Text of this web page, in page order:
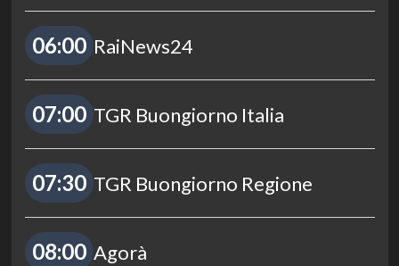
06:00 RaiNews24
07:00 TGR Buongiorno Italia
07:30 TGR Buongiorno Regione
08:00 Agorà